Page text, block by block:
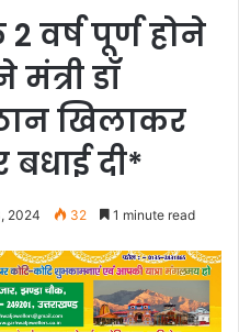
वर्ष पूर्ण होने
डॉ
खिलाकर
दी*
2024 32 1 minute read